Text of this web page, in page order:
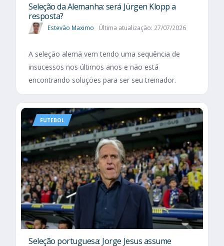
Seleção da Alemanha: será Jürgen Klopp a
resposta?
Estevão Maximo Última atualização: 27/07/2026
A seleção alemã vem tendo uma sequência de
insucessos nos últimos anos e não está
encontrando soluções para ser seu treinador.
FUTEBOL
Seleção portuguesa: Jorge Jesus assume